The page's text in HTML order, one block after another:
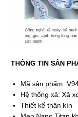
THÔNG TIN SẢN
Mã sản phẩm:
Hệ thống xả: Xả
Thiết kế thân kín